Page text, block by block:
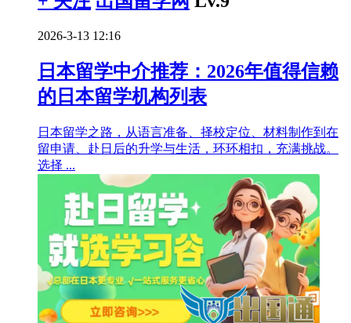
2026-3-13 12:16
日本留学中介推荐：2026年值得信赖
的日本留学机构列表
日本留学之路，从语言准备、择校定位、材料制作到在
留申请、赴日后的升学与生活，环环相扣，充满挑战。
选择 ...